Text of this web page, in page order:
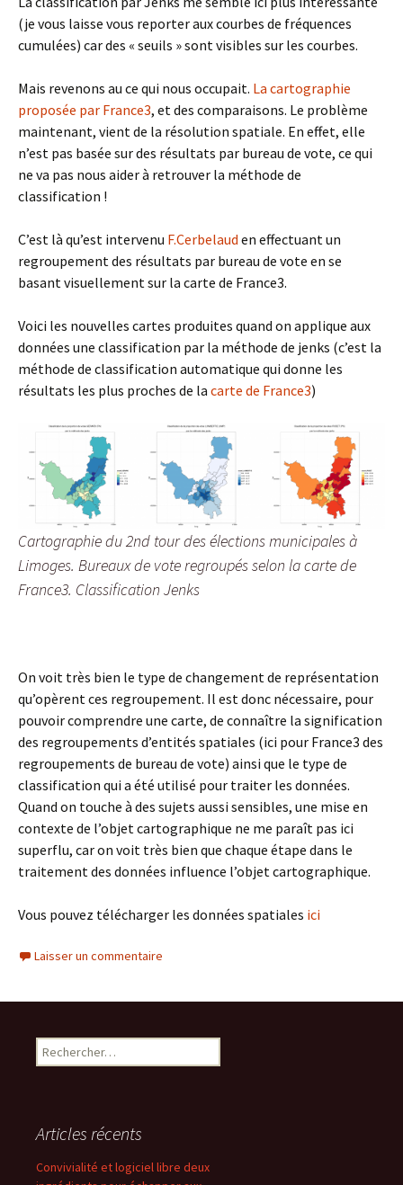
(je vous laisse vous reporter aux courbes de fréquences
cumulées) car des « seuils » sont visibles sur les courbes.
Mais revenons au ce qui nous occupait. La cartographie
proposée par France3, et des comparaisons. Le problème
maintenant, vient de la résolution spatiale. En effet, elle
n’est pas basée sur des résultats par bureau de vote, ce qui
ne va pas nous aider à retrouver la méthode de
classification !
C’est là qu’est intervenu F.Cerbelaud en effectuant un
regroupement des résultats par bureau de vote en se
basant visuellement sur la carte de France3.
Voici les nouvelles cartes produites quand on applique aux
données une classification par la méthode de jenks (c’est la
méthode de classification automatique qui donne les
résultats les plus proches de la carte de France3)
Cartographie du 2nd tour des élections municipales à
Limoges. Bureaux de vote regroupés selon la carte de
France3. Classification Jenks
On voit très bien le type de changement de représentation
qu’opèrent ces regroupement. Il est donc nécessaire, pour
pouvoir comprendre une carte, de connaître la signification
des regroupements d’entités spatiales (ici pour France3 des
regroupements de bureau de vote) ainsi que le type de
classification qui a été utilisé pour traiter les données.
Quand on touche à des sujets aussi sensibles, une mise en
contexte de l’objet cartographique ne me paraît pas ici
superflu, car on voit très bien que chaque étape dans le
traitement des données influence l’objet cartographique.
Vous pouvez télécharger les données spatiales ici
Laisser un commentaire
Rechercher :
Articles récents
Convivialité et logiciel libre deux